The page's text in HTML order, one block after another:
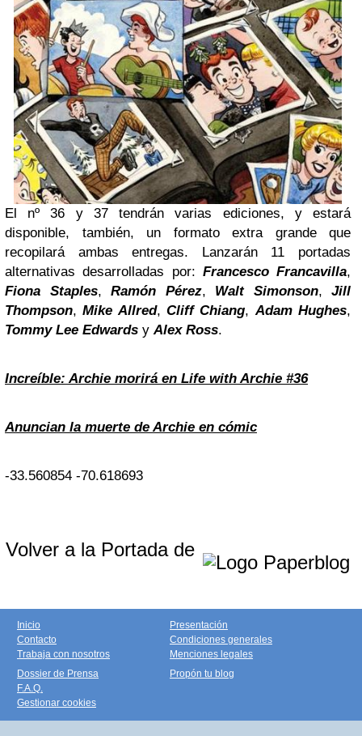
El nº 36 y 37 tendrán varias ediciones, y estará
disponible, también, un formato extra grande que
recopilará ambas entregas. Lanzarán 11 portadas
alternativas desarrolladas por: Francesco Francavilla,
Fiona Staples, Ramón Pérez, Walt Simonson, Jill
Thompson,Mike Allred,Cliff Chiang,Adam Hughes,
Tommy Lee Edwards yAlex Ross.
Increíble: Archie morirá en Life with Archie #36
Anuncian la muerte de Archie en cómic
-33.560854 -70.618693
Volver a la Portada de
Inicio
Contacto
Trabaja con nosotros
Presentación
Condiciones generales
Menciones legales
Dossier de Prensa
F.A.Q.
Gestionar cookies
Propón tu blog